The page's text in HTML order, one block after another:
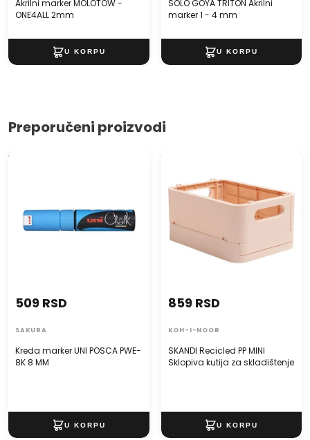
Akrilni marker MOLOTOW -
ONE4ALL 2mm
SOLO GOYA TRITON Akrilni
marker 1 - 4 mm
Preporučeni proizvodi
Kreda marker UNI POSCA
Kreda marker UNI POSCA PWE-
8K 8 MM
509 RSD
SAKURA
SKANDI Recicled PP MINI
SKANDI Recicled PP MINI
Sklopiva kutija za skladištenje
859 RSD
KOH-I-NOOR